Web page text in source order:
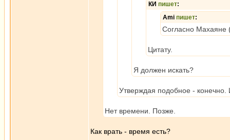
КИ пишет:
Ami пишет:
Согласно Махаяне
Цитату.
Я должен искать?
Утверждая подобное - конечно.
Нет времени. Позже.
Как врать - время есть?